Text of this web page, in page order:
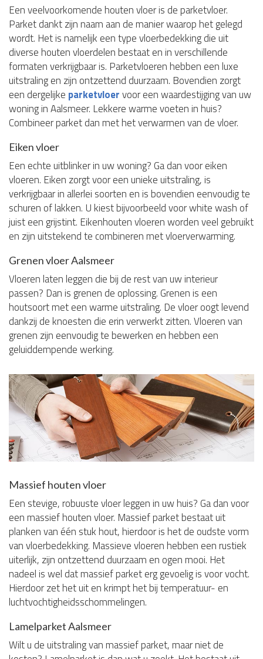
Een veelvoorkomende houten vloer is de parketvloer.
Parket dankt zijn naam aan de manier waarop het gelegd
wordt. Het is namelijk een type vloerbedekking die uit
diverse houten vloerdelen bestaat en in verschillende
formaten verkrijgbaar is. Parketvloeren hebben een luxe
uitstraling en zijn ontzettend duurzaam. Bovendien zorgt
een dergelijke parketvloervoor een waardestijging van uw
woning in Aalsmeer. Lekkere warme voeten in huis?
Combineer parket dan met het verwarmen van de vloer.
Eiken vloer
Een echte uitblinker in uw woning? Ga dan voor eiken
vloeren. Eiken zorgt voor een unieke uitstraling, is
verkrijgbaar in allerlei soorten en is bovendien eenvoudig te
schuren of lakken. U kiest bijvoorbeeld voor white wash of
juist een grijstint. Eikenhouten vloeren worden veel gebruikt
en zijn uitstekend te combineren met vloerverwarming.
Grenen vloer Aalsmeer
Vloeren laten leggen die bij de rest van uw interieur
passen? Dan is grenen de oplossing. Grenen is een
houtsoort met een warme uitstraling. De vloer oogt levend
dankzij de knoesten die erin verwerkt zitten. Vloeren van
grenen zijn eenvoudig te bewerken en hebben een
geluiddempende werking.
Massief houten vloer
Een stevige, robuuste vloer leggen in uw huis? Ga dan voor
een massief houten vloer. Massief parket bestaat uit
planken van één stuk hout, hierdoor is het de oudste vorm
van vloerbedekking. Massieve vloeren hebben een rustiek
uiterlijk, zijn ontzettend duurzaam en ogen mooi. Het
nadeel is wel dat massief parket erg gevoelig is voor vocht.
Hierdoor zet het uit en krimpt het bij temperatuur- en
luchtvochtigheidsschommelingen.
Lamelparket Aalsmeer
Wilt u de uitstraling van massief parket, maar niet de